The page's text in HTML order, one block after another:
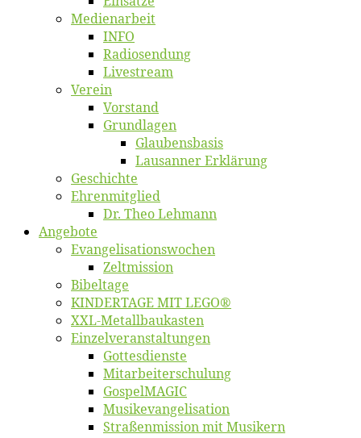
Me­di­en­ar­beit
INFO
Ra­dio­sen­dung
Live­stream
Ver­ein
Vor­stand
Grund­la­gen
Glaubens­ba­sis
Lausan­ner Erklärung
Ge­schich­te
Eh­ren­mit­glied
Dr. Theo Lehmann
An­ge­bo­te
Evangelisa­tions­wo­chen
Zelt­mis­si­on
Bi­bel­ta­ge
KINDERTAGE MIT LEGO®
XXL-Me­­tal­l­­bau­­kas­­ten
Einzelver­an­stal­tungen
Got­tes­diens­te
Mitarbeiter­schulung
Gos­pel­MA­GIC
Musikevan­ge­li­sa­tion
Straßenmis­sion mit Musikern